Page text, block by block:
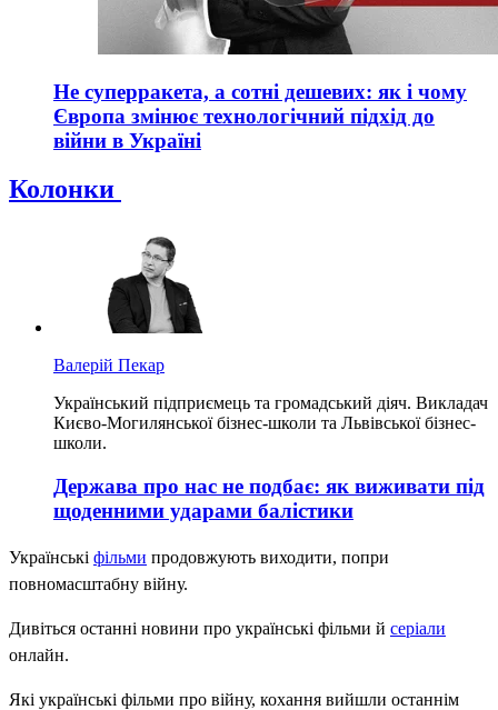
Не суперракета, а сотні дешевих: як і чому
Європа змінює технологічний підхід до
війни в Україні
Колонки
Валерій Пекар
Український підприємець та громадський діяч. Викладач
Києво-Могилянської бізнес-школи та Львівської бізнес-
школи.
Держава про нас не подбає: як виживати під
щоденними ударами балістики
Українські фільми продовжують виходити, попри
повномасштабну війну.
Дивіться останні новини про українські фільми й серіали
онлайн.
Які українські фільми про війну, кохання вийшли останнім